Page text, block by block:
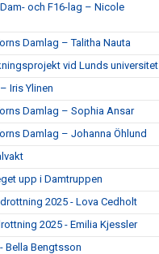
och F16-lag – Nicole
Damlag – Talitha Nauta
vid Lunds universitet
Iris Ylinen
Damlag – Sophia Ansar
Damlag – Johanna Öhlund
upp i Damtruppen
2025 - Lova Cedholt
2025 - Emilia Kjessler
Bella Bengtsson